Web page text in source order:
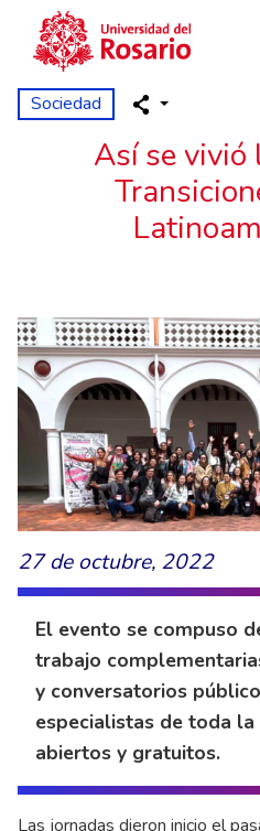
Pasar al contenido principal
Sociedad
Así se vivió
27 de octubre, 2022
El evento se compuso
trabajo
y conversatorios
especialistas de toda
abiertos y gratuitos.
Las jornadas dieron inicio el